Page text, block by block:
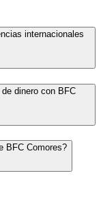
internacionales
dinero con BFC
BFC Comores?